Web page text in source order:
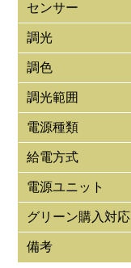
センサー
調光
調色
調光範囲
電源種類
給電方式
電源ユニット
グリーン購入対応
備考